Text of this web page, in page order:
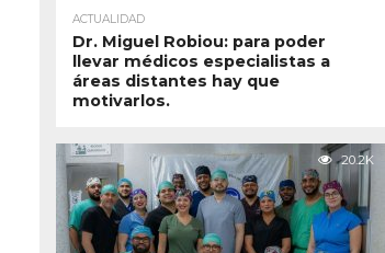
ACTUALIDAD
Dr. Miguel Robiou: para poder
llevar médicos especialistas a
áreas distantes hay que
motivarlos.
20.2K